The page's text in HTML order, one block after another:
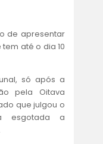
de apresentar
até o dia 10
só após a
pela Oitava
que julgou o
esgotada a